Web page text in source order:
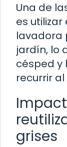
Una de
es
lavadora
jardín, lo
césped y
recurrir
grises